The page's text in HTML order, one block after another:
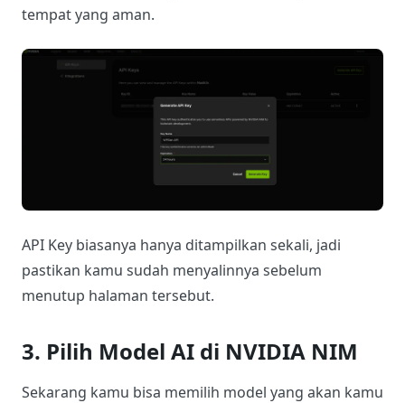
tempat yang aman.
API Key biasanya hanya ditampilkan sekali, jadi
pastikan kamu sudah menyalinnya sebelum
menutup halaman tersebut.
3. Pilih Model AI di NVIDIA NIM
Sekarang kamu bisa memilih model yang akan kamu